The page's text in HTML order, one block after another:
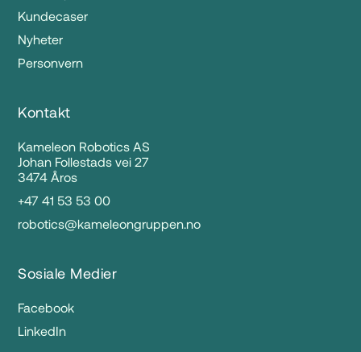
Kundecaser
Nyheter
Personvern
Kontakt
Kameleon Robotics AS
Johan Follestads vei 27
3474 Åros
+47 41 53 53 00
robotics@kameleongruppen.no
Sosiale Medier
Facebook
LinkedIn